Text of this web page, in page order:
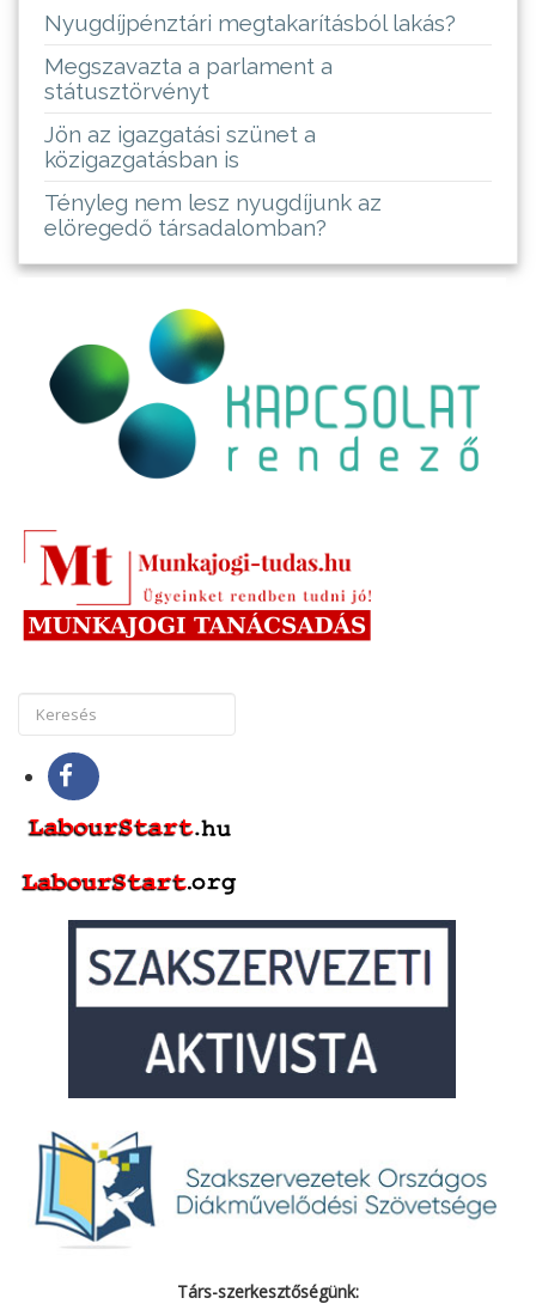
Nyugdíjpénztári megtakarításból lakás?
Megszavazta a parlament a
státusztörvényt
Jön az igazgatási szünet a
közigazgatásban is
Tényleg nem lesz nyugdíjunk az
elöregedő társadalomban?
Társ-szerkesztőségünk: